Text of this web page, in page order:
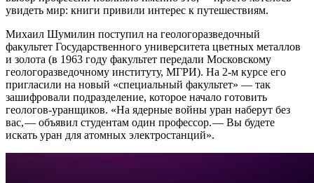
увидеть мир: книги привили интерес к путешествиям.
Михаил Шумилин поступил на геолого­разведочный
факультет Государственного университета цветных металлов
и золота (в 1963 году факультет передали Московскому
геолого­разведочному институту, МГРИ). На 2-м курсе его
пригласили на новый «специальный факультет» — ​так
зашифровали подразделение, которое начало готовить
геологов-уранщиков. «На ядерные войны уран наберут без
вас, — ​объявил студентам один профессор. — ​Вы будете
искать уран для атомных электростанций».